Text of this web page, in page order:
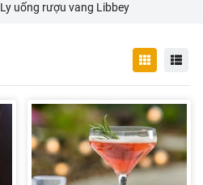
Ly uống rượu vang Libbey